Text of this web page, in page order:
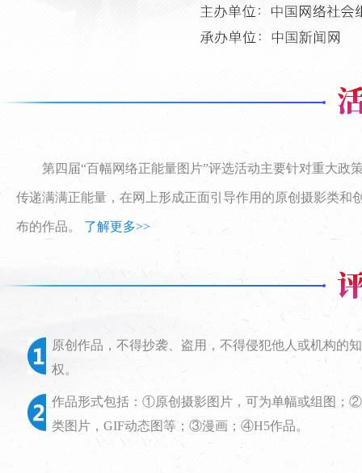
第四届“百幅网络正能量图片”评选活动主要针对重大政
传递满满正能量，在网上形成正面引导作用的原创摄影类和
布的作品。 了解更多>>
原创作品，不得抄袭、盗用，不得侵犯他人或机构的
权。
作品形式包括：①原创摄影图片，可为单幅或组图；
类图片，GIF动态图等；③漫画；④H5作品。